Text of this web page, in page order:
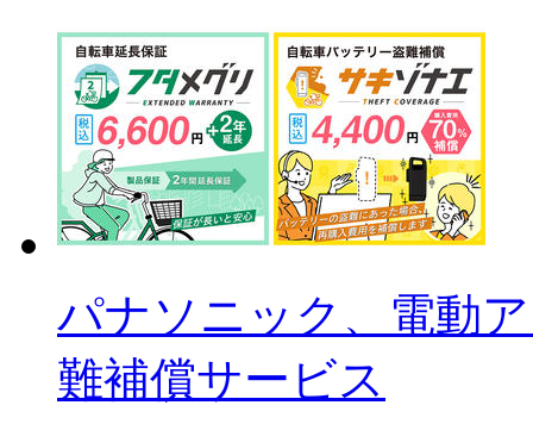
パナソニック、電動
難補償サービス